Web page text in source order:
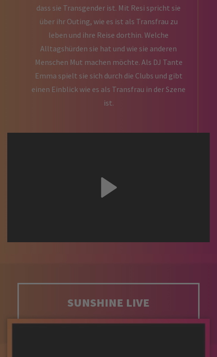
dass sie Transgender ist. Mit Resi spricht sie
über ihr Outing, wie es ist als Transfrau zu
leben und ihre Reise dorthin. Welche
Alltagshürden sie hat und wie sie anderen
Menschen Mut machen möchte. Als DJ Tante
Emma spielt sie sich durch die Clubs und gibt
einen Einblick wie es als Transfrau in der Szene
ist.
SUNSHINE LIVE